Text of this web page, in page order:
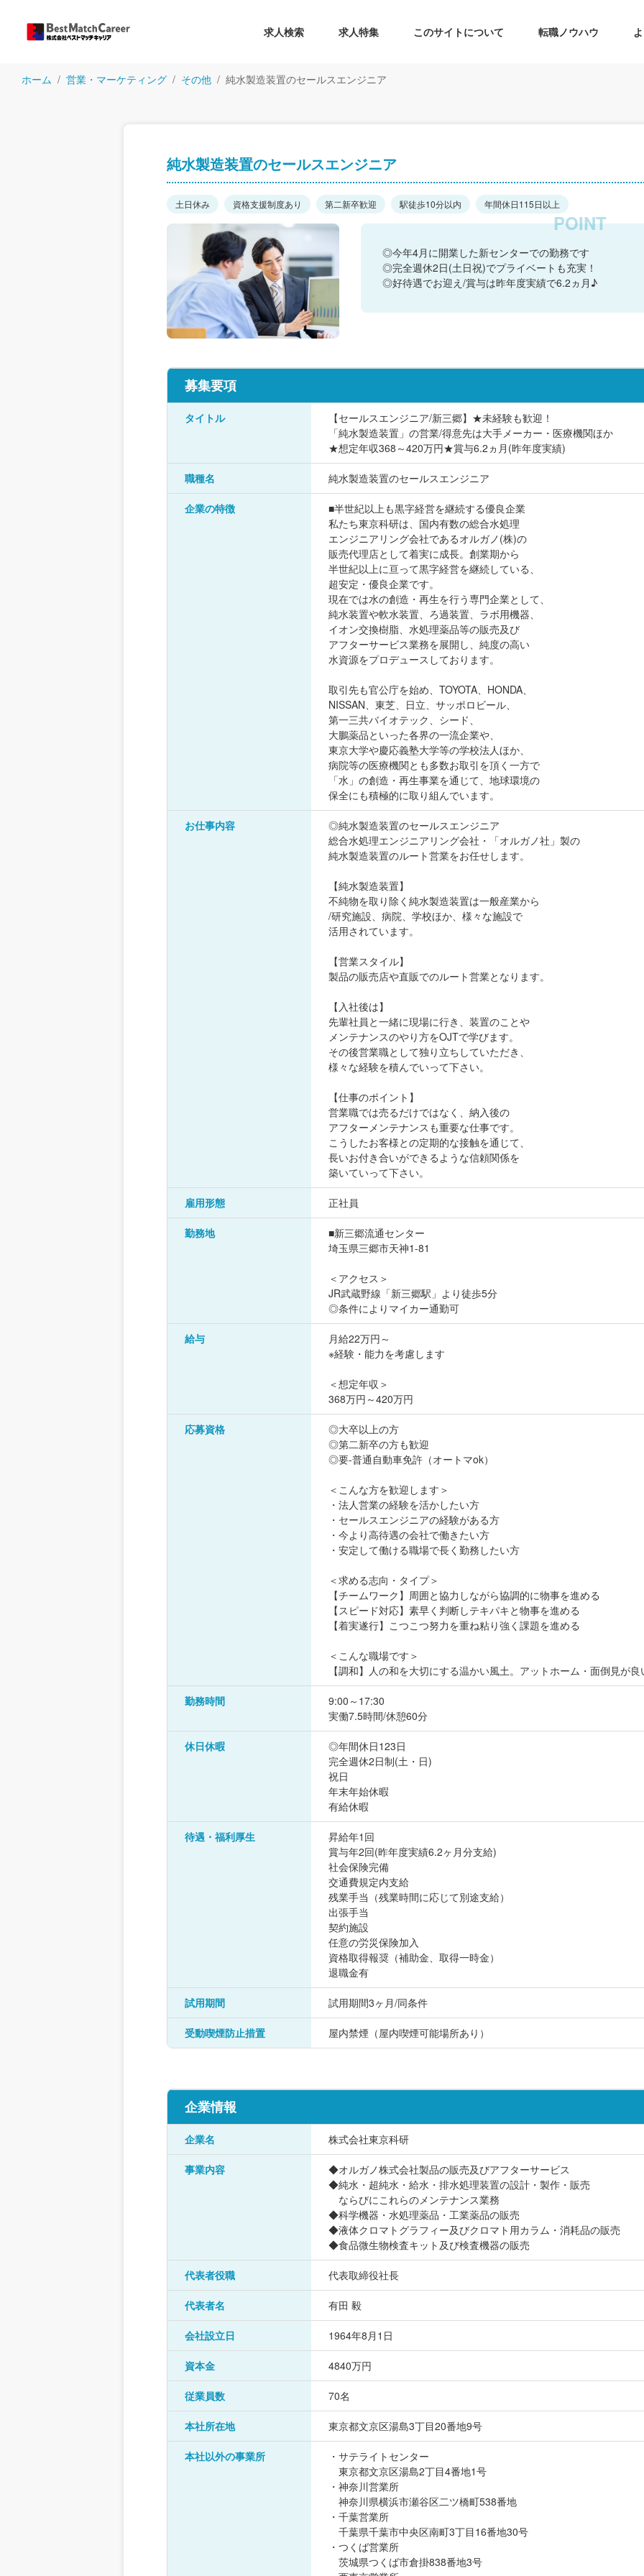
求人検索 求人特集 このサイトについて 転職ノウハウ
ホーム 営業・マーケティング その他 純水製造装置のセールスエンジニア
純水製造装置のセールスエンジニア
土日休み 資格支援制度あり 第二新卒歓迎 駅徒歩10分以内 年間休日115日以上
◎今年4月に開業した新センターでの勤務です
◎完全週休2日(土日祝)でプライベートも充実！
◎好待遇でお迎え/賞与は昨年度実績で6.2ヵ月♪
募集要項
タイトル
【セールスエンジニア/新三郷】★未経験も歓迎！
「純水製造装置」の営業/得意先は大手メーカー・医療機関ほか
★想定年収368～420万円★賞与6.2ヵ月(昨年度実績)
職種名 純水製造装置のセールスエンジニア
企業の特徴
■半世紀以上も黒字経営を継続する優良企業
私たち東京科研は、国内有数の総合水処理
エンジニアリング会社であるオルガノ(株)の
販売代理店として着実に成長。創業期から
半世紀以上に亘って黒字経営を継続している、
超安定・優良企業です。
現在では水の創造・再生を行う専門企業として、
純水装置や軟水装置、ろ過装置、ラボ用機器、
イオン交換樹脂、水処理薬品等の販売及び
アフターサービス業務を展開し、純度の高い
水資源をプロデュースしております。
取引先も官公庁を始め、TOYOTA、HONDA、
NISSAN、東芝、日立、サッポロビール、
第一三共バイオテック、シード、
大鵬薬品といった各界の一流企業や、
東京大学や慶応義塾大学等の学校法人ほか、
病院等の医療機関とも多数お取引を頂く一方で
「水」の創造・再生事業を通じて、地球環境の
保全にも積極的に取り組んでいます。
お仕事内容
◎純水製造装置のセールスエンジニア
総合水処理エンジニアリング会社・「オルガノ社」製の
純水製造装置のルート営業をお任せします。
【純水製造装置】
不純物を取り除く純水製造装置は一般産業から
/研究施設、病院、学校ほか、様々な施設で
活用されています。
【営業スタイル】
製品の販売店や直販でのルート営業となります。
【入社後は】
先輩社員と一緒に現場に行き、装置のことや
メンテナンスのやり方をOJTで学びます。
その後営業職として独り立ちしていただき、
様々な経験を積んでいって下さい。
【仕事のポイント】
営業職では売るだけではなく、納入後の
アフターメンテナンスも重要な仕事です。
こうしたお客様との定期的な接触を通じて、
長いお付き合いができるような信頼関係を
築いていって下さい。
雇用形態 正社員
勤務地
■新三郷流通センター
埼玉県三郷市天神1-81
＜アクセス＞
JR武蔵野線「新三郷駅」より徒歩5分
◎条件によりマイカー通勤可
給与
月給22万円～
※経験・能力を考慮します
＜想定年収＞
368万円～420万円
応募資格
◎大卒以上の方
◎第二新卒の方も歓迎
◎要-普通自動車免許（オートマok）
＜こんな方を歓迎します＞
・法人営業の経験を活かしたい方
・セールスエンジニアの経験がある方
・今より高待遇の会社で働きたい方
・安定して働ける職場で長く勤務したい方
＜求める志向・タイプ＞
【チームワーク】周囲と協力しながら協調的に物事を進める
【スピード対応】素早く判断しテキパキと物事を進める
【着実遂行】こつこつ努力を重ね粘り強く課題を進める
＜こんな職場です＞
【調和】人の和を大切にする温かい風土。アットホーム・面倒見が良
勤務時間
9:00～17:30
実働7.5時間/休憩60分
休日休暇
◎年間休日123日
完全週休2日制(土・日)
祝日
年末年始休暇
有給休暇
待遇・福利厚生
昇給年1回
賞与年2回(昨年度実績6.2ヶ月分支給)
社会保険完備
交通費規定内支給
残業手当（残業時間に応じて別途支給）
出張手当
契約施設
任意の労災保険加入
資格取得報奨（補助金、取得一時金）
退職金有
試用期間 試用期間3ヶ月/同条件
受動喫煙防止措置 屋内禁煙（屋内喫煙可能場所あり）
企業情報
企業名 株式会社東京科研
事業内容
◆オルガノ株式会社製品の販売及びアフターサービス
◆純水・超純水・給水・排水処理装置の設計・製作・販売
ならびにこれらのメンテナンス業務
◆科学機器・水処理薬品・工業薬品の販売
◆液体クロマトグラフィー及びクロマト用カラム・消耗品の販売
◆食品微生物検査キット及び検査機器の販売
代表者役職 代表取締役社長
代表者名 有田 毅
会社設立日 1964年8月1日
資本金 4840万円
従業員数 70名
本社所在地 東京都文京区湯島3丁目20番地9号
本社以外の事業所
・サテライトセンター
東京都文京区湯島2丁目4番地1号
・神奈川営業所
神奈川県横浜市瀬谷区二ツ橋町538番地
・千葉営業所
千葉県千葉市中央区南町3丁目16番地30号
・つくば営業所
茨城県つくば市倉掛838番地3号